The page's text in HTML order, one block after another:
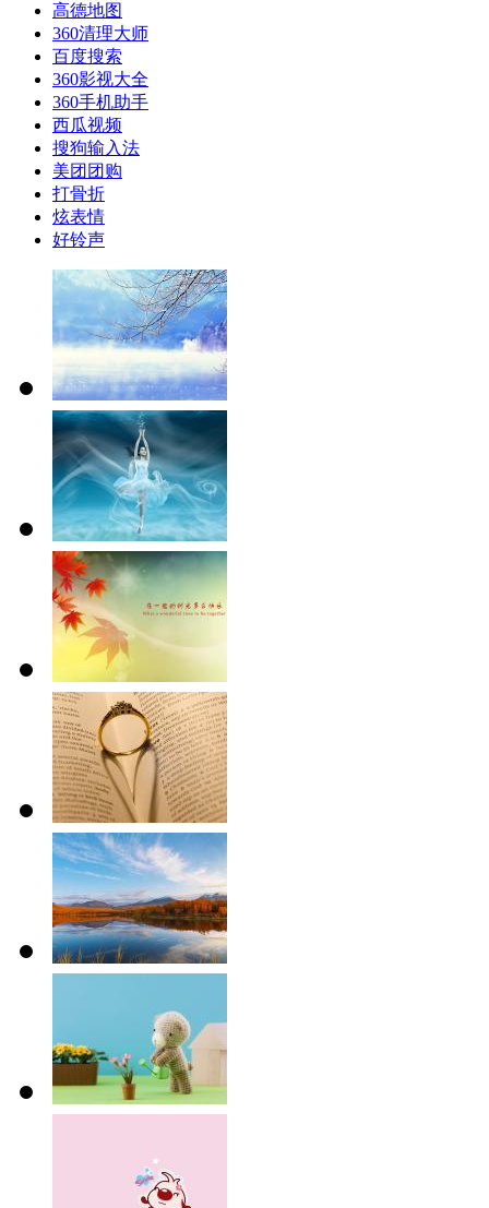
高德地图
360清理大师
百度搜索
360影视大全
360手机助手
西瓜视频
搜狗输入法
美团团购
打骨折
炫表情
好铃声